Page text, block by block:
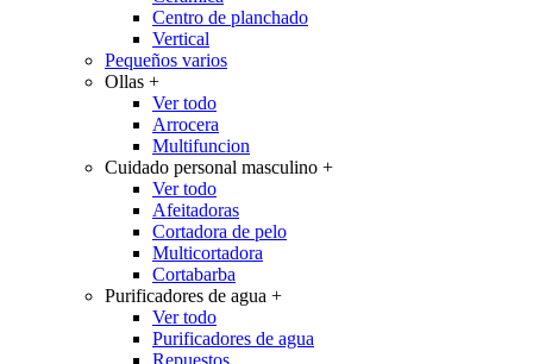
Centro de planchado
Vertical
Pequeños varios
Ollas +
Ver todo
Arrocera
Multifuncion
Cuidado personal masculino +
Ver todo
Afeitadoras
Cortadora de pelo
Multicortadora
Cortabarba
Purificadores de agua +
Ver todo
Purificadores de agua
Repuestos